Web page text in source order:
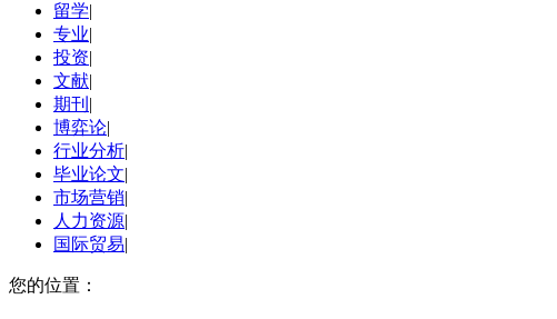
留学|
专业|
投资|
文献|
期刊 |
博弈论|
行业分析|
毕业论文|
市场营销|
人力资源|
国际贸易|
您的位置：